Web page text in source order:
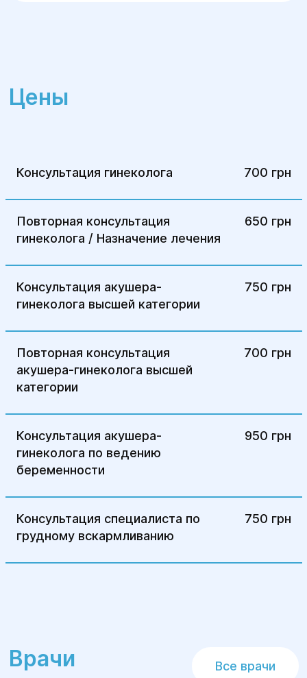
выявления изменений, указывающих на
визуализировать поражённые участки
кишечника и провести биопсию для
Колоноскопия — эндоскопическое
оболочки.
Медикаментозное лечение: На ранних
стадиях применяются гормональные
препараты для замедления роста
болей (оральные контрацептивы,
гестагены, агонисты ГнРГ).
Хирургическое лечение: При
неэффективности медикаментозного
лечения проводится лапароскопия для
кишечнике и устранения спаек. В
некоторых случаях может
потребоваться резекция поражённых
восстановления нормальной работы
кишечника и предотвращения
Цены
Консультация гинеколога 700 грн
Повторная консультация
гинеколога / Назначение лечения
650 грн
Консультация акушера-
гинеколога высшей категории
750 грн
Повторная консультация
акушера-гинеколога высшей
категории
700 грн
Консультация акушера-
гинеколога по ведению
беременности
950 грн
Консультация специалиста по
грудному вскармливанию
750 грн
Врачи Все врачи